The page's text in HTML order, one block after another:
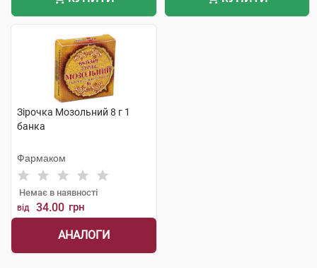
Зірочка Мозольний 8 г 1
банка
Фармаком
Немає в наявності
від 34.00 грн
АНАЛОГИ